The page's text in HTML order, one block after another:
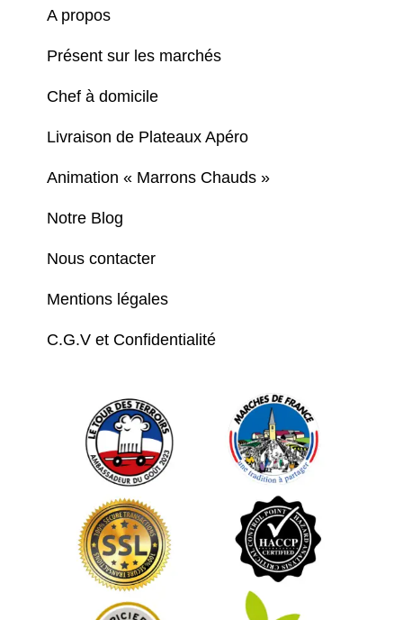
A propos
Présent sur les marchés
Chef à domicile
Livraison de Plateaux Apéro
Animation « Marrons Chauds »
Notre Blog
Nous contacter
Mentions légales
C.G.V et Confidentialité